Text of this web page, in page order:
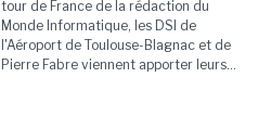
tour de France de la rédaction du
Monde Informatique, les DSI de
l'Aéroport de Toulouse-Blagnac et de
Pierre Fabre viennent apporter leurs...